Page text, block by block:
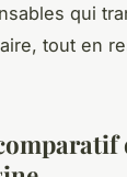
qui
tout en